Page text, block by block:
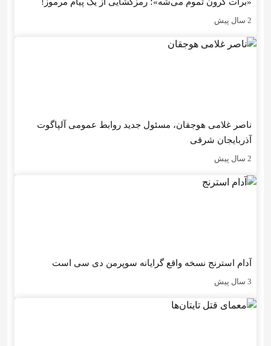
«برات گرون تموم می‌شه»؛ رمزگشایی از یک پیام مرموز!
2 سال پیش
ناصر غلامی هوجقان، مسئول جدید روابط عمومی آلپاگوت
آذربایجان شرقی
2 سال پیش
آدام استرنج نسخه واقع گرایانه سوپرمن دی سی است
3 سال پیش